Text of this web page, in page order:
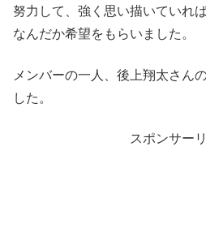
努力して、強く思い描いていれ
なんだか希望をもらいました。
メンバーの一人、後上翔太さん
した。
スポンサー